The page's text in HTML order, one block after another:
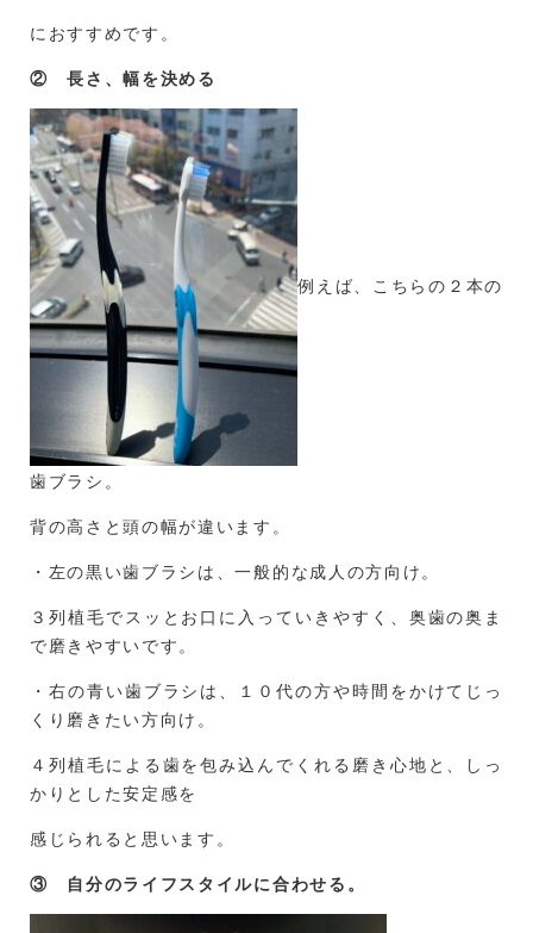
におすすめです。
② 長さ、幅を決める
例えば、こちらの２本の
歯ブラシ。
背の高さと頭の幅が違います。
・左の黒い歯ブラシは、一般的な成人の方向け。
３列植毛でスッとお口に入っていきやすく、奥歯の奥ま
で磨きやすいです。
・右の青い歯ブラシは、１０代の方や時間をかけてじっ
くり磨きたい方向け。
４列植毛による歯を包み込んでくれる磨き心地と、しっ
かりとした安定感を
感じられると思います。
③ 自分のライフスタイルに合わせる。